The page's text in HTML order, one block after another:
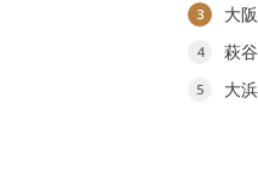
3 大
4 萩
5
大